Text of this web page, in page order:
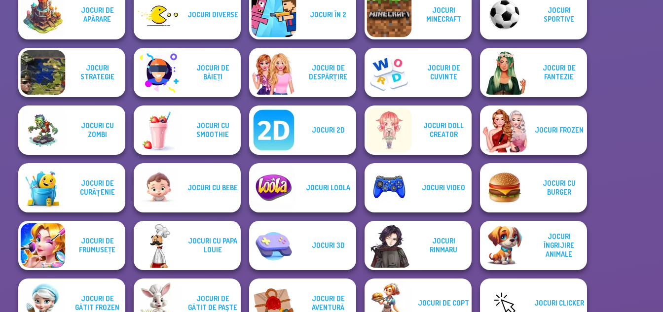
JOCURI DE
APĂRARE
JOCURI DIVERSE JOCURI ÎN 2
JOCURI
MINECRAFT
JOCURI
SPORTIVE
JOCURI
STRATEGIE
JOCURI DE
BĂIEŢI
JOCURI DE
DESPĂRȚIRE
JOCURI DE
CUVINTE
JOCURI DE
FANTEZIE
JOCURI CU
ZOMBI
JOCURI CU
SMOOTHIE
JOCURI 2D
JOCURI DOLL
CREATOR
JOCURI FROZEN
JOCURI DE
CURĂȚENIE
JOCURI CU BEBE JOCURI LOOLA JOCURI VIDEO
JOCURI CU
BURGER
JOCURI DE
FRUMUSEŢE
JOCURI CU PAPA
LOUIE
JOCURI 3D
JOCURI
RINMARU
JOCURI
ÎNGRIJIRE
ANIMALE
JOCURI DE
GĂTIT FROZEN
JOCURI DE
GĂTIT DE PAŞTE
JOCURI DE
AVENTURĂ
JOCURI DE COPT JOCURI CLICKER